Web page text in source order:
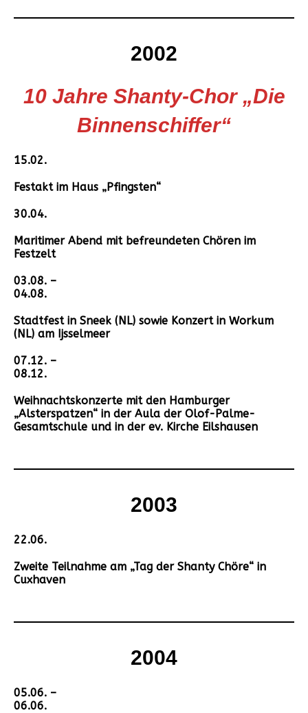
2002
10 Jahre Shanty-Chor „Die
Binnenschiffer“
15.02.
Festakt im Haus „Pfingsten“
30.04.
Maritimer Abend mit befreundeten Chören im
Festzelt
03.08. –
04.08.
Stadtfest in Sneek (NL) sowie Konzert in Workum
(NL) am Ijsselmeer
07.12. –
08.12.
Weihnachtskonzerte mit den Hamburger
„Alsterspatzen“ in der Aula der Olof-Palme-
Gesamtschule und in der ev. Kirche Eilshausen
2003
22.06.
Zweite Teilnahme am „Tag der Shanty Chöre“ in
Cuxhaven
2004
05.06. –
06.06.